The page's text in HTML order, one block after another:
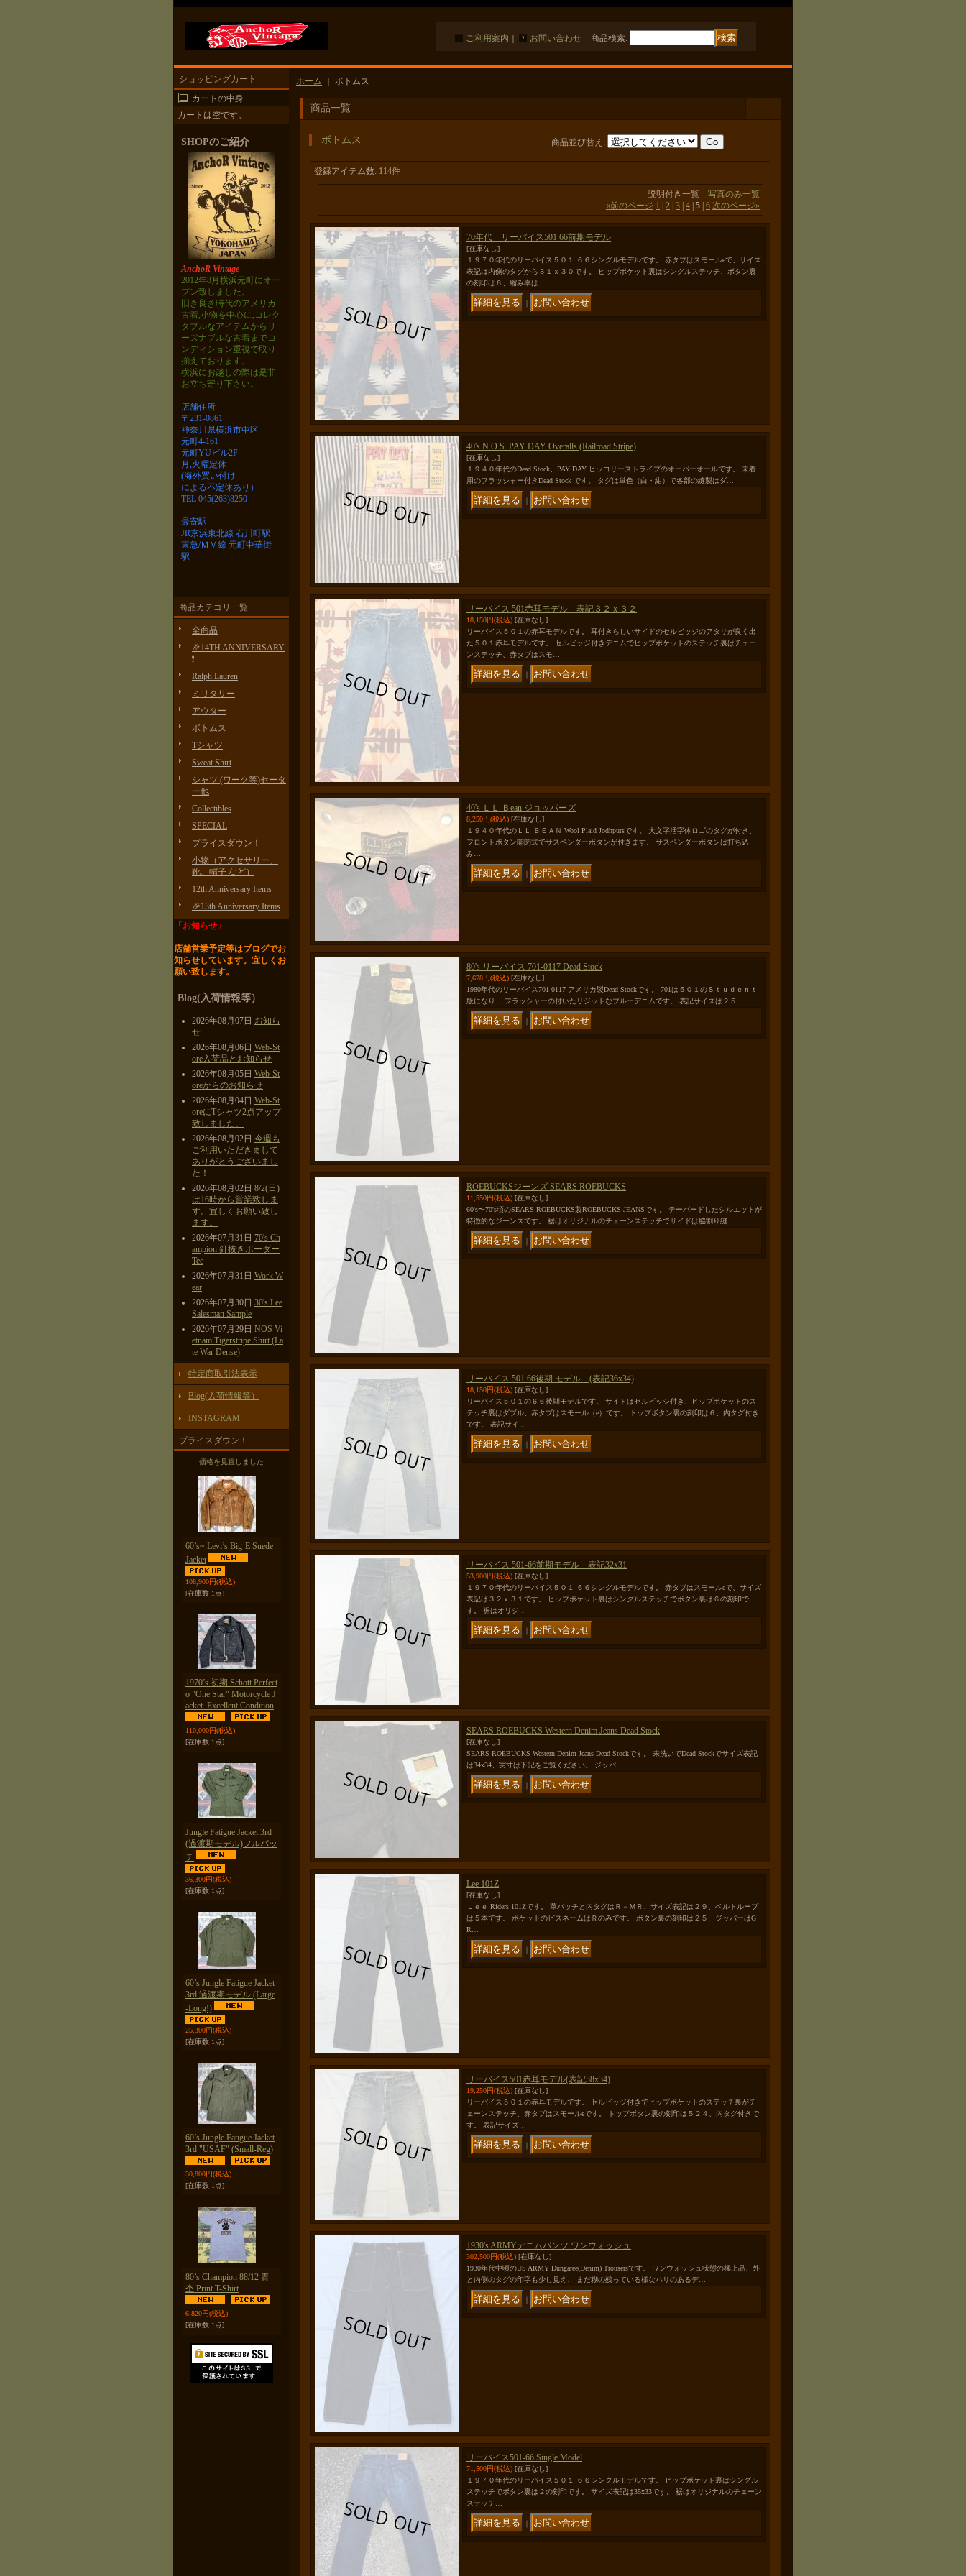
ご利用案内 お問い合わせ 商品検索:
ショッピングカート
カートの中身
カートは空です。
SHOPのご紹介
AnchoR Vintage
2012年8月横浜元町にオー
プン致しました。
旧き良き時代のアメリカ
古着,小物を中心に,コレク
タブルなアイテムから リ
ーズナブルな古着までコ
ンディション重視で取り
揃えております。
横浜にお越しの際は是非
お立ち寄り下さい。
店舗住所
〒231-0861
神奈川県横浜市中区
元町4-161
元町YUビル2F
月,火曜定休
(海外買い付け
による不定休あり）
TEL 045(263)8250
最寄駅
JR京浜東北線 石川町駅
東急/ＭＭ線 元町中華街
駅
商品カテゴリ一覧
全商品
🎉14TH ANNIVERSARY
❗️
Ralph Lauren
ミリタリー
アウター
ボトムス
Tシャツ
Sweat Shirt
シャツ (ワーク等)セータ
ー他
Collectibles
SPECIAL
プライスダウン！
小物（アクセサリー、
靴、帽子 など）
12th Anniversary Items
🎉13th Anniversary Items
「お知らせ」
店舗営業予定等はブログでお
知らせしています。 宜しくお
願い致します。
Blog(入荷情報等）
2026年08月07日 お知ら
せ
2026年08月06日 Web-St
ore入荷品とお知らせ
2026年08月05日 Web-St
oreからのお知らせ
2026年08月04日 Web-St
oreにTシャツ2点アップ
致しました。
2026年08月02日 今週も
ご利用いただきまして
ありがとうございまし
た！
2026年08月02日 8/2(日)
は16時から営業致しま
す。宜しくお願い致し
ます。
2026年07月31日 70's Ch
ampion 針抜きボーダー
Tee
2026年07月31日 Work W
ear
2026年07月30日 30's Lee
Salesman Sample
2026年07月29日 NOS Vi
etnam Tigerstripe Shirt (La
te War Dense)
特定商取引法表示
Blog(入荷情報等）
INSTAGRAM
プライスダウン！
価格を見直しました
60’s~ Levi’s Big-E Suede
Jacket
108,900円(税込)
[在庫数 1点]
1970’s 初期 Schott Perfect
o "One Star" Motorcycle J
acket. Excellent Condition
110,000円(税込)
[在庫数 1点]
Jungle Fatigue Jacket 3rd
(過渡期モデル)フルパッ
チ
36,300円(税込)
[在庫数 1点]
60’s Jungle Fatigue Jacket
3rd 過渡期モデル (Large
-Long!)
25,300円(税込)
[在庫数 1点]
60’s Jungle Fatigue Jacket
3rd "USAF" (Small-Reg)
30,800円(税込)
[在庫数 1点]
80’s Champion 88/12 青
杢 Print T-Shirt
6,820円(税込)
[在庫数 1点]
ホーム ボトムス
商品一覧
ボトムス 商品並び替え :
登録アイテム数: 114件
説明付き一覧 写真のみ一覧
«前のページ 1 2 3 4 5 6 次のページ»
70年代 リーバイス501 66前期モデル
[在庫なし]
１９７０年代のリーバイス５０１ ６６シングルモデルです。 赤タブはスモールeで、サイズ
表記は内側のタグから３１ｘ３０です。 ヒップポケット裏はシングルステッチ、ボタン裏
の刻印は６、縮み率は…
｜
40's N.O.S. PAY DAY Overalls (Railroad Stripe)
[在庫なし]
１９４０年代のDead Stock、PAY DAY ヒッコリーストライプのオーバーオールです。 未着
用のフラッシャー付きDead Stock です。 タグは単色（白・紺）で各部の縫製はダ…
｜
リーバイス 501赤耳モデル 表記３２ｘ３２
18,150円(税込) [在庫なし]
リーバイス５０１の赤耳モデルです。 耳付きらしいサイドのセルビッジのアタリが良く出
た５０１赤耳モデルです。 セルビッジ付きデニムでヒップポケットのステッチ裏はチェー
ンステッチ、赤タブはスモ…
｜
40's ＬＬ Ｂean ジョッパーズ
8,250円(税込) [在庫なし]
１９４０年代のＬＬ ＢＥＡＮ Wool Plaid Jodhpursです。 大文字活字体ロゴのタグが付き、
フロントボタン開閉式でサスペンダーボタンが付きます。 サスペンダーボタンは打ち込
み…
｜
80's リーバイス 701-0117 Dead Stock
7,678円(税込) [在庫なし]
1980年代のリーバイス701-0117 アメリカ製Dead Stockです。 701は５０１のＳｔｕｄｅｎｔ
版になり、 フラッシャーの付いたリジットなブルーデニムです。 表記サイズは２５…
｜
ROEBUCKSジーンズ SEARS ROEBUCKS
11,550円(税込) [在庫なし]
60's〜70's頃のSEARS ROEBUCKS製ROEBUCKS JEANSです。 テーパードしたシルエットが
特徴的なジーンズです。 裾はオリジナルのチェーンステッチでサイドは脇割り縫…
｜
リーバイス 501 66後期 モデル (表記36x34)
18,150円(税込) [在庫なし]
リーバイス５０１の６６後期モデルです。 サイドはセルビッジ付き、ヒップポケットのス
テッチ裏はダブル、赤タブはスモール（e）です。 トップボタン裏の刻印は６、内タグ付き
です。 表記サイ…
｜
リーバイス 501-66前期モデル 表記32x31
53,900円(税込) [在庫なし]
１９７０年代のリーバイス５０１ ６６シングルモデルです。 赤タブはスモールeで、サイズ
表記は３２ｘ３１です。 ヒップポケット裏はシングルステッチでボタン裏は６の刻印で
す。 裾はオリジ…
｜
SEARS ROEBUCKS Western Denim Jeans Dead Stock
[在庫なし]
SEARS ROEBUCKS Western Denim Jeans Dead Stockです。 未洗いでDead Stockでサイズ表記
は34x34、実寸は下記をご覧ください。 ジッパ…
｜
Lee 101Z
[在庫なし]
Ｌｅｅ Riders 101Zです。 革パッチと内タグはＲ－ＭＲ、サイズ表記は２９、ベルトループ
は５本です。 ポケットのピスネームはＲのみです。 ボタン裏の刻印は２５、ジッパーはG
R…
｜
リーバイス501赤耳モデル(表記38x34)
19,250円(税込) [在庫なし]
リーバイス５０１の赤耳モデルです。 セルビッジ付きでヒップポケットのステッチ裏がチ
ェーンステッチ、赤タブはスモールeです。 トップボタン裏の刻印は５２４、内タグ付きで
す。 表記サイズ…
｜
1930's ARMYデニムパンツ ワンウォッシュ
302,500円(税込) [在庫なし]
1930年代中頃のUS ARMY Dungaree(Denim) Trousersです。 ワンウォッシュ状態の極上品、外
と内側のタグの印字も少し見え、 まだ糊の残っている様なハリのあるデ…
｜
リーバイス501-66 Single Model
71,500円(税込) [在庫なし]
１９７０年代のリーバイス５０１ ６６シングルモデルです。 ヒップポケット裏はシングル
ステッチでボタン裏は２の刻印です。 サイズ表記は35x33です。 裾はオリジナルのチェーン
ステッチ…
｜